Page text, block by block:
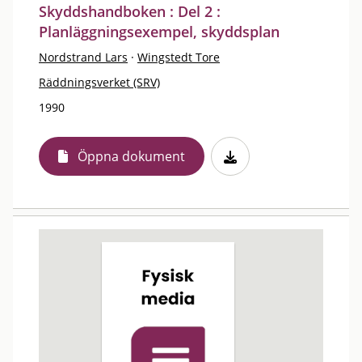
Skyddshandboken : Del 2 :
Planläggningsexempel, skyddsplan
Nordstrand Lars · Wingstedt Tore
Räddningsverket (SRV)
1990
Öppna dokument